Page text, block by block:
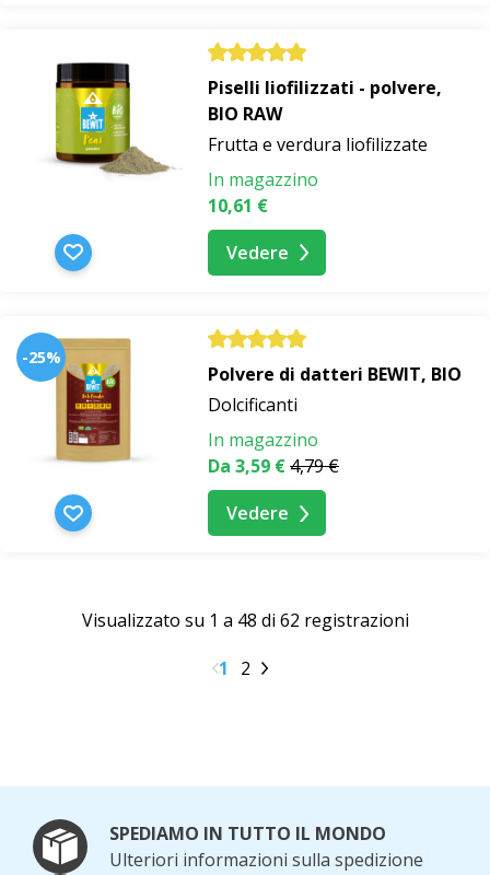
Piselli liofilizzati - polvere,
BIO RAW
Frutta e verdura liofilizzate
In magazzino
10,61 €
Vedere
-25%
Polvere di datteri BEWIT, BIO
Dolcificanti
In magazzino
Da 3,59 €4,79 €
Vedere
Visualizzato su 1 a 48 di 62 registrazioni
1
2
SPEDIAMO IN TUTTO IL MONDO
Ulteriori informazioni sulla spedizione